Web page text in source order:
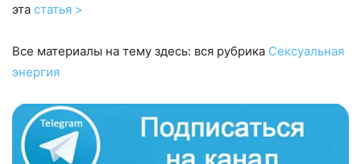
эта статья >
Все материалы на тему здесь: вся рубрика Сексуальная
энергия